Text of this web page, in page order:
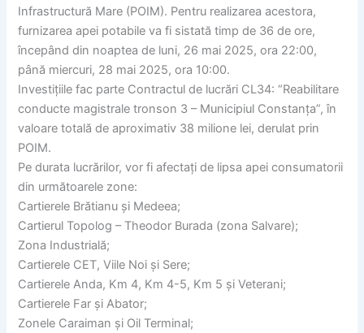
Infrastructură Mare (POIM). Pentru realizarea acestora,
furnizarea apei potabile va fi sistată timp de 36 de ore,
începând din noaptea de luni, 26 mai 2025, ora 22:00,
până miercuri, 28 mai 2025, ora 10:00.
Investițiile fac parte Contractul de lucrări CL34: “Reabilitare
conducte magistrale tronson 3 – Municipiul Constanța”, în
valoare totală de aproximativ 38 milione lei, derulat prin
POIM.
Pe durata lucrărilor, vor fi afectați de lipsa apei consumatorii
din următoarele zone:
Cartierele Brătianu și Medeea;
Cartierul Topolog – Theodor Burada (zona Salvare);
Zona Industrială;
Cartierele CET, Viile Noi și Sere;
Cartierele Anda, Km 4, Km 4-5, Km 5 și Veterani;
Cartierele Far și Abator;
Zonele Caraiman și Oil Terminal;